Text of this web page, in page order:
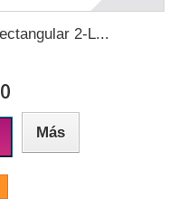
2-L...
Más